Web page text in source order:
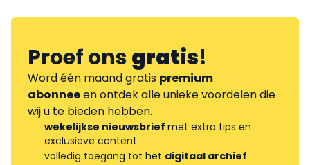
Proef onsgratis!
Word één maand gratis premium
abonneeen ontdek alle unieke voordelen die
wij u te bieden hebben.
wekelijkse nieuwsbrief met extra tips en
exclusieve content
volledig toegang tot het digitaal archief